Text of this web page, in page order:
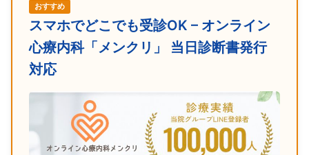
おすすめ
スマホでどこでも受診OK – オンライン
心療内科「メンクリ」 当日診断書発行
対応